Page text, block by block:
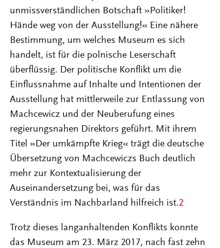
unmissverständlichen Botschaft »Politiker!
Hände weg von der Ausstellung!« Eine nähere
Bestimmung, um welches Museum es sich
handelt, ist für die polnische Leserschaft
überflüssig. Der politische Konflikt um die
Einflussnahme auf Inhalte und Intentionen der
Ausstellung hat mittlerweile zur Entlassung von
Machcewicz und der Neuberufung eines
regierungsnahen Direktors geführt. Mit ihrem
Titel »Der umkämpfte Krieg« trägt die deutsche
Übersetzung von Machcewiczs Buch deutlich
mehr zur Kontextualisierung der
Auseinandersetzung bei, was für das
Verständnis im Nachbarland hilfreich ist.2
Trotz dieses langanhaltenden Konflikts konnte
das Museum am 23. März 2017, nach fast zehn